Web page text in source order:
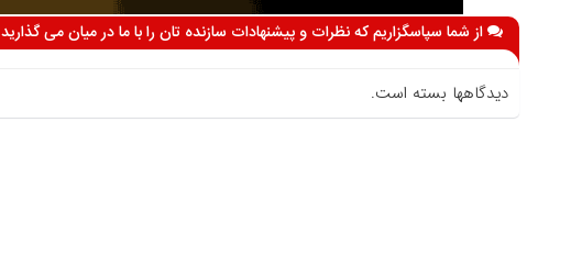
از شما سپاسگزاریم که نظرات و پیشنهادات سازنده تان را با ما در میان می گذارید
دیدگاهها بسته است.